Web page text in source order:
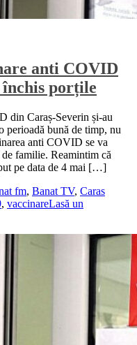
anti COVID
închis porțile
din Caraș-Severin și-au
perioadă bună de timp, nu
anti COVID se va
familie. Reamintim că
pe data de 4 mai […]
fm, Banat TV, Caras
, vaccinareLasă un